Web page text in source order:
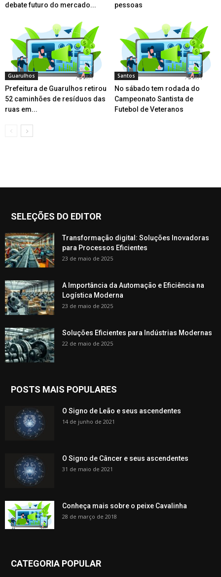
debate futuro do mercado...
pessoas
Guarulhos
Prefeitura de Guarulhos retirou
52 caminhões de resíduos das
ruas em...
Santos
No sábado tem rodada do
Campeonato Santista de
Futebol de Veteranos
SELEÇÕES DO EDITOR
Transformação digital: Soluções Inovadoras
para Processos Eficientes
23 de maio de 2025
A Importância da Automação e Eficiência na
Logística Moderna
23 de maio de 2025
Soluções Eficientes para Indústrias Modernas
22 de maio de 2025
POSTS MAIS POPULARES
O Signo de Leão e seus ascendentes
14 de junho de 2021
O Signo de Câncer e seus ascendentes
31 de maio de 2021
Conheça mais sobre o peixe Cavalinha
28 de março de 2018
CATEGORIA POPULAR